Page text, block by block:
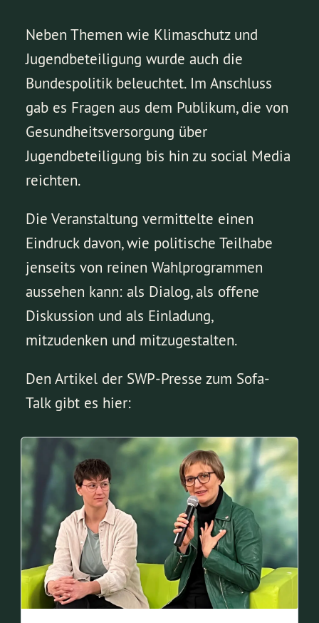
Neben Themen wie Klimaschutz und
Jugendbeteiligung wurde auch die
Bundespolitik beleuchtet. Im Anschluss
gab es Fragen aus dem Publikum, die von
Gesundheitsversorgung über
Jugendbeteiligung bis hin zu social Media
reichten.
Die Veranstaltung vermittelte einen
Eindruck davon, wie politische Teilhabe
jenseits von reinen Wahlprogrammen
aussehen kann: als Dialog, als offene
Diskussion und als Einladung,
mitzudenken und mitzugestalten.
Den Artikel der SWP-Presse zum Sofa-
Talk gibt es hier: